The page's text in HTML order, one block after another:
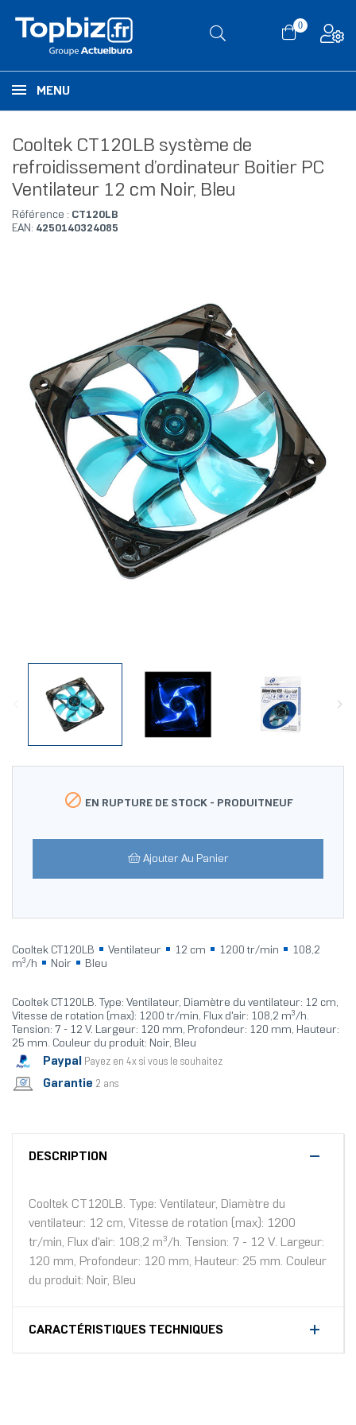
0
MENU
Cooltek CT120LB système de
refroidissement d’ordinateur Boitier PC
Ventilateur 12 cm Noir, Bleu
Référence : CT120LB
EAN: 4250140324085
 EN RUPTURE DE STOCK - PRODUITNEUF
Ajouter Au Panier
Cooltek CT120LB Ventilateur 12 cm 1200 tr/min
108,2
m³/h
Noir Bleu
Cooltek CT120LB. Type: Ventilateur, Diamètre du ventilateur: 12 cm,
Vitesse de rotation (max): 1200 tr/min, Flux d'air: 108,2 m³/h.
Tension: 7 - 12 V. Largeur: 120 mm, Profondeur: 120 mm, Hauteur:
25 mm. Couleur du produit: Noir, Bleu
Paypal Payez en 4x si vous le souhaitez
Garantie 2 ans
DESCRIPTION
Cooltek CT120LB. Type: Ventilateur, Diamètre du
ventilateur: 12 cm, Vitesse de rotation (max): 1200
tr/min, Flux d'air: 108,2 m³/h. Tension: 7 - 12 V. Largeur:
120 mm, Profondeur: 120 mm, Hauteur: 25 mm. Couleur
du produit: Noir, Bleu
CARACTÉRISTIQUES TECHNIQUES